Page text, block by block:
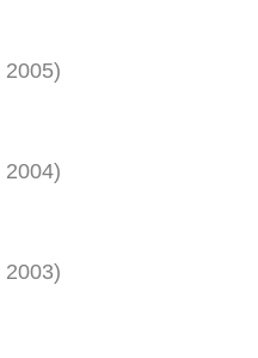
2005)
2004)
2003)